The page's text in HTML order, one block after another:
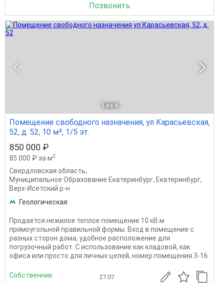
Позвонить
1 из 4
Помещение свободного назначения, ул Карасьевская,
52, д. 52, 10 м², 1/5 эт.
850 000 ₽
85 000 ₽ за м2
Свердловская область,
Муниципальное Образование Екатеринбург, Екатеринбург,
Верх-Исетский р-н
Геологическая
Продается нежилое теплое помещение 10 кВ.м
прямоугольной правильной формы. Вход в помещение с
разных сторон дома, удобное расположение для
погрузочный работ. С использование как кладовой, как
офиса или просто для личных целей, номер помещения 3-16
Собственник 27.07